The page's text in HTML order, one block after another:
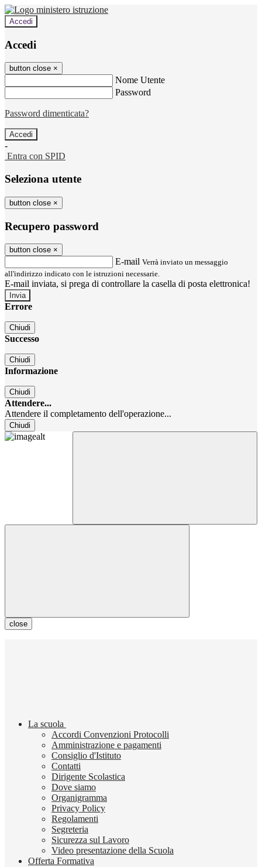
Accedi
Accedi
button close ×
Nome Utente
Password
Password dimenticata?
-
Entra con SPID
Seleziona utente
button close ×
Recupero password
button close ×
E-mail Verrà inviato un messaggio
all'indirizzo indicato con le istruzioni necessarie.
E-mail inviata, si prega di controllare la casella di posta elettronica!
Errore
Chiudi
Successo
Chiudi
Informazione
Chiudi
Attendere...
Attendere il completamento dell'operazione...
Chiudi
close
La scuola
Accordi Convenzioni Protocolli
Amministrazione e pagamenti
Consiglio d'Istituto
Contatti
Dirigente Scolastica
Dove siamo
Organigramma
Privacy Policy
Regolamenti
Segreteria
Sicurezza sul Lavoro
Video presentazione della Scuola
Offerta Formativa